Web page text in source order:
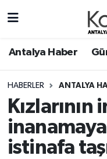
Antalya Haber
HABERLER ANTALYA
Kızlarının
istinafa
Antalya Haber
Dünya
Eğitim
Hava Durumu
Trafik Durumu
Süper Lig Puan